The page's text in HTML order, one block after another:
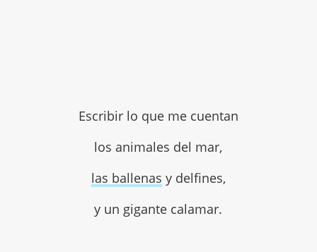
Escribir lo que me cuentan
los animales del mar,
las ballenas y delfines,
y un gigante calamar.